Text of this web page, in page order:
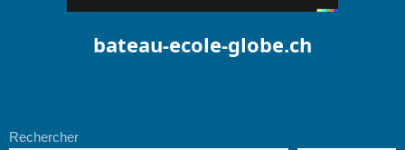
bateau-ecole-globe.ch
Rechercher